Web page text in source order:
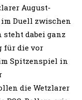
August-
Duell zwischen
steht dabei ganz
für die vor
Spitzenspiel in
die Wetzlarer